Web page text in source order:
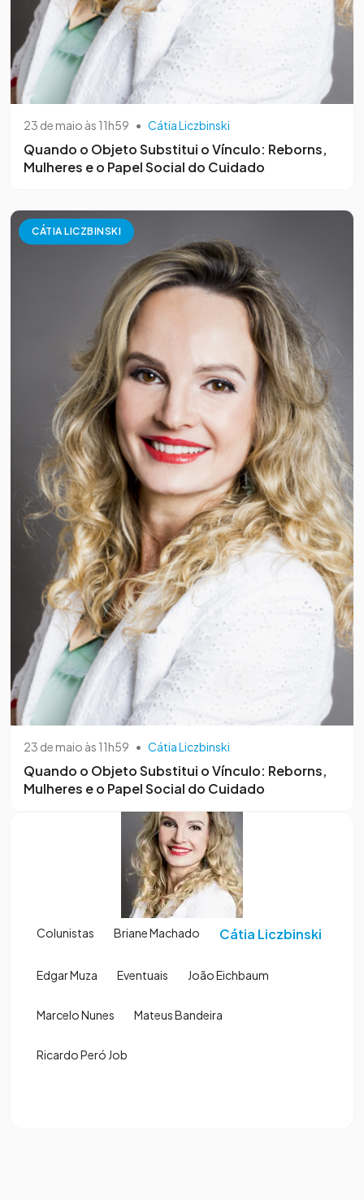
23 de maio às 11h59 • Cátia Liczbinski
Quando o Objeto Substitui o Vínculo: Reborns,
Mulheres e o Papel Social do Cuidado
CÁTIA LICZBINSKI
23 de maio às 11h59 • Cátia Liczbinski
Quando o Objeto Substitui o Vínculo: Reborns,
Mulheres e o Papel Social do Cuidado
Colunistas Briane Machado Cátia Liczbinski
Edgar Muza Eventuais João Eichbaum
Marcelo Nunes Mateus Bandeira
Ricardo Peró Job